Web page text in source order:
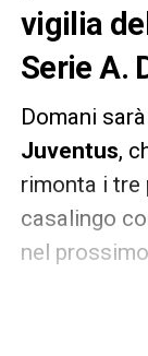
vigilia
Serie A.
Domani
Juventus,
rimonta i tre
casalingo
nel
Come